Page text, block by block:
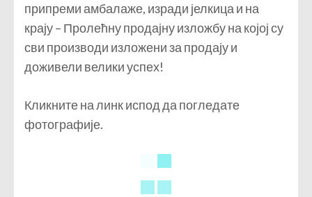
припреми амбалаже, изради јелкица и на
крају – Пролећну продајну изложбу на којој су
сви производи изложени за продају и
доживели велики успех!
Кликните на линк испод да погледате
фотографије.